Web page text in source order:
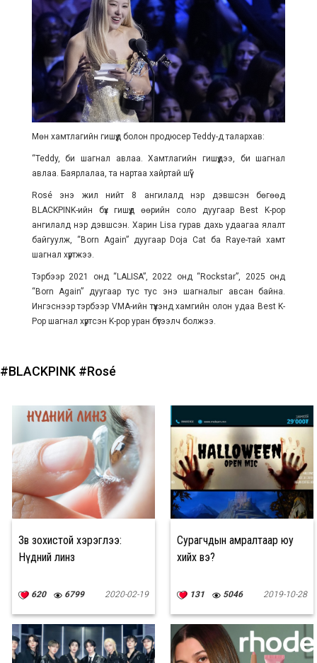
Мөн хамтлагийн гишүүд болон продюсер Teddy-д талархав:
“Teddy, би шагнал авлаа. Хамтлагийн гишүүдээ, би шагнал
авлаа. Баярлалаа, та нартаа хайртай шүү”
Rosé энэ жил нийт 8 ангилалд нэр дэвшсэн бөгөөд
BLACKPINK-ийн бүх гишүүд өөрийн соло дуугаар Best K-pop
ангилалд нэр дэвшсэн. Харин Lisa гурав дахь удаагаа ялалт
байгуулж, “Born Again” дуугаар Doja Cat ба Raye-тай хамт
шагнал хүртжээ.
Тэрбээр 2021 онд “LALISA”, 2022 онд “Rockstar”, 2025 онд
“Born Again” дуугаар тус тус энэ шагналыг авсан байна.
Ингэснээр тэрбээр VMA-ийн түүхэнд хамгийн олон удаа Best K-
Pop шагнал хүртсэн K-pop уран бүтээлч болжээ.
#BLACKPINK #Rosé
Зөв зохистой хэрэглээ:
Нүдний линз
620 6799 2020-02-19
Сурагчдын амралтаар юу
хийх вэ?
131 5046 2019-10-28